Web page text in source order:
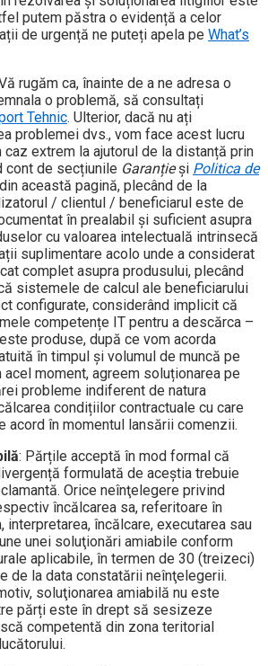
putem păstra o evidență a celor
de urgență ne puteți apela pe What’s
rugăm ca, înainte de a ne adresa o
o problemă, să consultați
Tehnic. Ulterior, dacă nu ați
problemei dvs., vom face acest lucru
caz extrem la ajutorul de la distanță prin
cont de secțiunile Garanțieși Politica de
această pagină, plecând de la
/ clientul / beneficiarul este de
în prealabil și suficient asupra
cu valoarea intelectuală intrinsecă
suplimentare acolo unde a considerat
complet asupra produsului, plecând
sistemele de calcul ale beneficiarului
configurate, considerând implicit că
competențe IT pentru a descărca –
produse, după ce vom acorda
în timpul și volumul de muncă pe
moment, agreem soluționarea pe
probleme indiferent de natura
condițiilor contractuale cu care
acord în momentul lansării comenzii.
: Părțile acceptă în mod formal că
formulată de aceștia trebuie
Orice neînţelegere privind
încălcarea sa, referitoare în
interpretarea, încălcare, executarea sau
unei soluţionări amiabile conform
aplicabile, în termen de 30 (treizeci)
de la data constatării neînţelegerii.
soluţionarea amiabilă nu este
părți este în drept să sesizeze
competentă din zona teritorial